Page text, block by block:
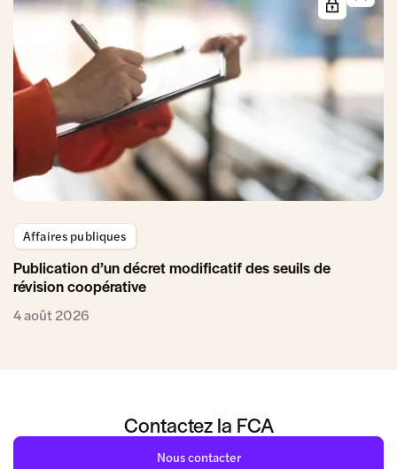
Affaires publiques
Publication d’un décret modificatif des seuils de
révision coopérative
4 août 2026
Contactez la FCA
Nous contacter